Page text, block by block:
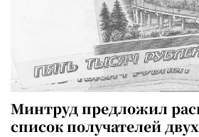
Минтруд предложил
список получателей